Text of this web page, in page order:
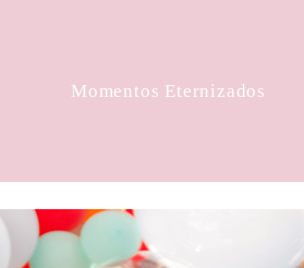
Momentos Eternizados